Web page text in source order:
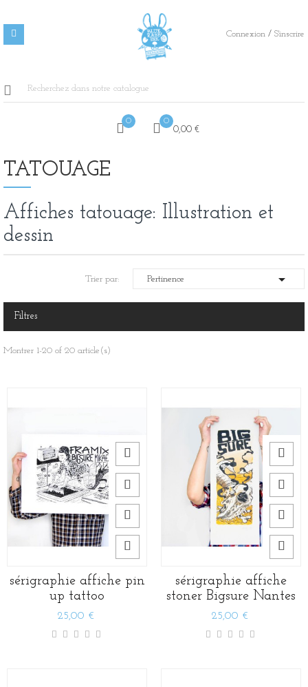
Connexion / S'inscrire
0
0
0,00 €
TATOUAGE
Affiches tatouage: Illustration et
dessin
Trier par: Pertinence 
Filtres
Montrer 1-20 of 20 article(s)
sérigraphie affiche pin
up tattoo
25,00 €
sérigraphie affiche
stoner Bigsure Nantes
25,00 €